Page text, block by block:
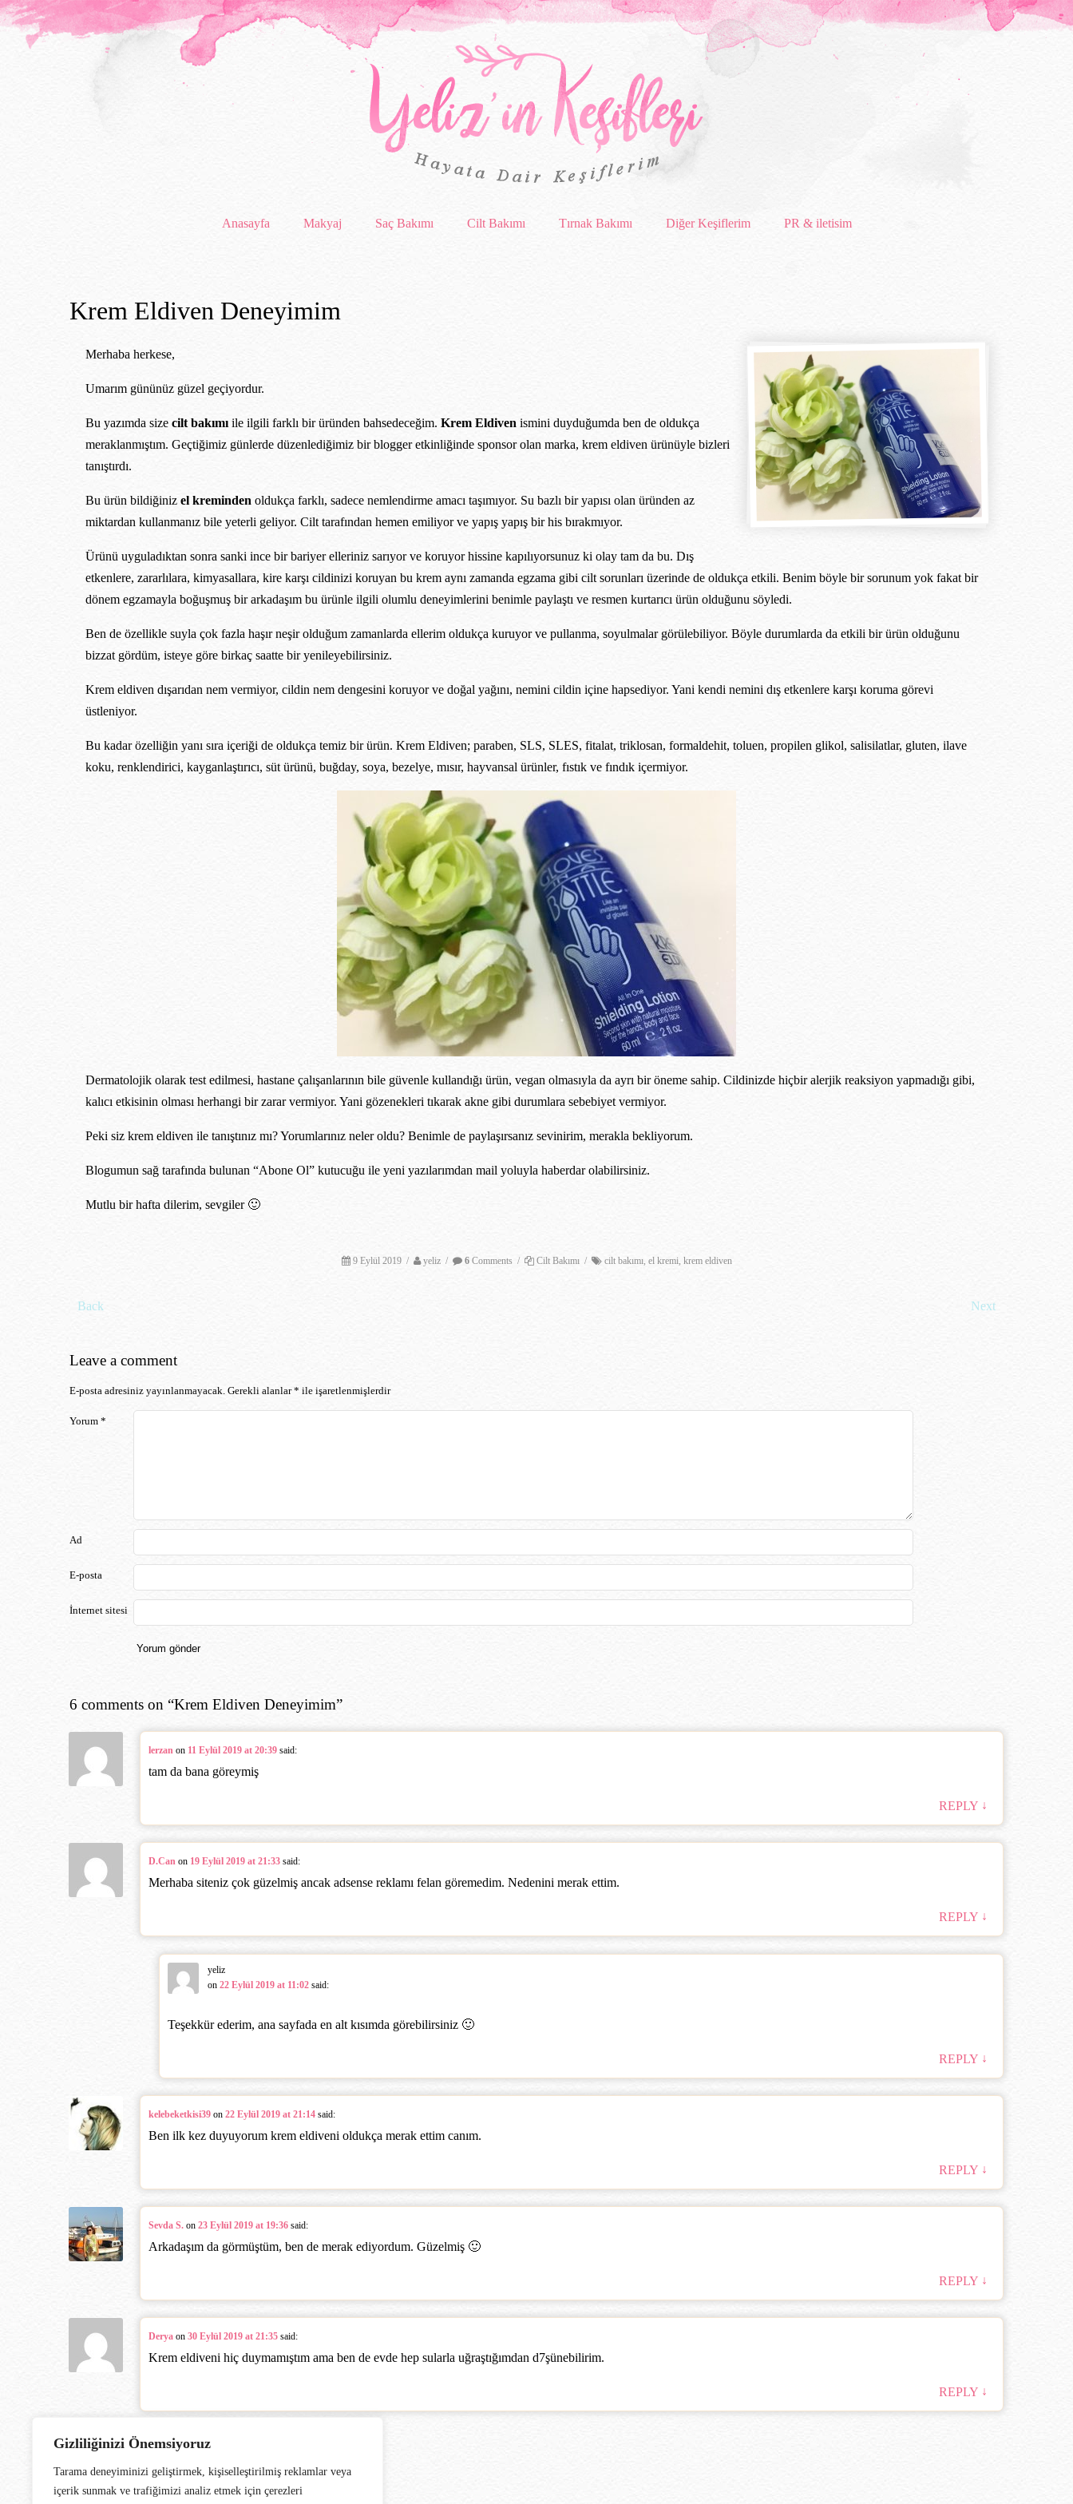
Gizliliğinizi Önemsiyoruz
Tarama deneyiminizi geliştirmek, kişiselleştirilmiş reklamlar veya
içerik sunmak ve trafiğimizi analiz etmek için çerezleri
Anasayfa Makyaj Saç Bakımı Cilt Bakımı Tırnak Bakımı Diğer Keşiflerim PR & iletisim
Krem Eldiven Deneyimim
Merhaba herkese,
Umarım gününüz güzel geçiyordur.
Bu yazımda size cilt bakımı ile ilgili farklı bir üründen bahsedeceğim. Krem Eldiven ismini duyduğumda ben de oldukça
meraklanmıştım. Geçtiğimiz günlerde düzenlediğimiz bir blogger etkinliğinde sponsor olan marka, krem eldiven ürünüyle bizleri
tanıştırdı.
Bu ürün bildiğiniz el kreminden oldukça farklı, sadece nemlendirme amacı taşımıyor. Su bazlı bir yapısı olan üründen az
miktardan kullanmanız bile yeterli geliyor. Cilt tarafından hemen emiliyor ve yapış yapış bir his bırakmıyor.
Ürünü uyguladıktan sonra sanki ince bir bariyer elleriniz sarıyor ve koruyor hissine kapılıyorsunuz ki olay tam da bu. Dış
etkenlere, zararlılara, kimyasallara, kire karşı cildinizi koruyan bu krem aynı zamanda egzama gibi cilt sorunları üzerinde de oldukça etkili. Benim böyle bir sorunum yok fakat bir
dönem egzamayla boğuşmuş bir arkadaşım bu ürünle ilgili olumlu deneyimlerini benimle paylaştı ve resmen kurtarıcı ürün olduğunu söyledi.
Ben de özellikle suyla çok fazla haşır neşir olduğum zamanlarda ellerim oldukça kuruyor ve pullanma, soyulmalar görülebiliyor. Böyle durumlarda da etkili bir ürün olduğunu
bizzat gördüm, isteye göre birkaç saatte bir yenileyebilirsiniz.
Krem eldiven dışarıdan nem vermiyor, cildin nem dengesini koruyor ve doğal yağını, nemini cildin içine hapsediyor. Yani kendi nemini dış etkenlere karşı koruma görevi
üstleniyor.
Bu kadar özelliğin yanı sıra içeriği de oldukça temiz bir ürün. Krem Eldiven; paraben, SLS, SLES, fitalat, triklosan, formaldehit, toluen, propilen glikol, salisilatlar, gluten, ilave
koku, renklendirici, kayganlaştırıcı, süt ürünü, buğday, soya, bezelye, mısır, hayvansal ürünler, fıstık ve fındık içermiyor.
Dermatolojik olarak test edilmesi, hastane çalışanlarının bile güvenle kullandığı ürün, vegan olmasıyla da ayrı bir öneme sahip. Cildinizde hiçbir alerjik reaksiyon yapmadığı gibi,
kalıcı etkisinin olması herhangi bir zarar vermiyor. Yani gözenekleri tıkarak akne gibi durumlara sebebiyet vermiyor.
Peki siz krem eldiven ile tanıştınız mı? Yorumlarınız neler oldu? Benimle de paylaşırsanız sevinirim, merakla bekliyorum.
Blogumun sağ tarafında bulunan “Abone Ol” kutucuğu ile yeni yazılarımdan mail yoluyla haberdar olabilirsiniz.
Mutlu bir hafta dilerim, sevgiler 🙂
9 Eylül 2019 / yeliz / 6Comments / Cilt Bakımı / cilt bakımı, el kremi krem eldiven
Post navigation
Back Next
Leave a comment
E-posta adresiniz yayınlanmayacak. Gerekli alanlar* ile işaretlenmişlerdir
Yorum *
Ad
E-posta
İnternet sitesi
6 comments on “Krem Eldiven Deneyimim”
lerzan on 11 Eylül 2019 at 20:39 said:
tam da bana göreymiş
REPLY ↓
D.Can on 19 Eylül 2019 at 21:33 said:
Merhaba siteniz çok güzelmiş ancak adsense reklamı felan göremedim. Nedenini merak ettim.
REPLY ↓
yeliz
on 22 Eylül 2019 at 11:02 said:
Teşekkür ederim, ana sayfada en alt kısımda görebilirsiniz 🙂
REPLY ↓
kelebeketkisi39 on 22 Eylül 2019 at 21:14 said:
Ben ilk kez duyuyorum krem eldiveni oldukça merak ettim canım.
REPLY ↓
Sevda S. on 23 Eylül 2019 at 19:36 said:
Arkadaşım da görmüştüm, ben de merak ediyordum. Güzelmiş 🙂
REPLY ↓
Derya on 30 Eylül 2019 at 21:35 said:
Krem eldiveni hiç duymamıştım ama ben de evde hep sularla uğraştığımdan d7şünebilirim.
REPLY ↓